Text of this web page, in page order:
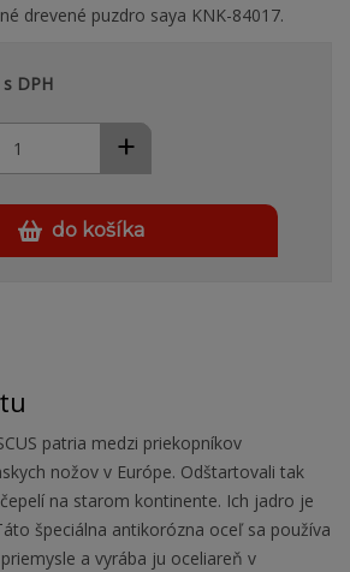
drevené puzdro saya KNK-84017.
s DPH
+
do košíka
patria medzi priekopníkov
nožov v Európe. Odštartovali tak
na starom kontinente. Ich jadro je
špeciálna antikorózna oceľ sa používa
a vyrába ju oceliareň v